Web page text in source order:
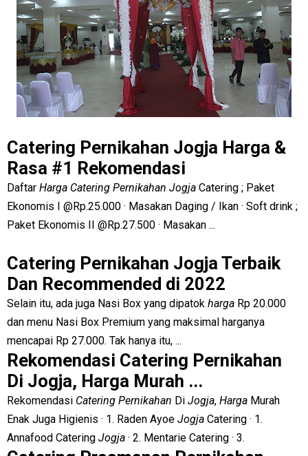
Catering Pernikahan Jogja Harga &
Rasa #1 Rekomendasi
Daftar Harga Catering Pernikahan Jogja Catering ; Paket
Ekonomis I @Rp.25.000 · Masakan Daging / Ikan · Soft drink ;
Paket Ekonomis II @Rp.27.500 · Masakan ...
Catering Pernikahan Jogja Terbaik
Dan Recommended di 2022
Selain itu, ada juga Nasi Box yang dipatok harga Rp 20.000
dan menu Nasi Box Premium yang maksimal harganya
mencapai Rp 27.000. Tak hanya itu, ...
Rekomendasi Catering Pernikahan
Di Jogja, Harga Murah ...
Rekomendasi Catering Pernikahan Di Jogja, Harga Murah
Enak Juga Higienis · 1. Raden Ayoe Jogja Catering · 1.
Annafood Catering Jogja · 2. Mentarie Catering · 3.